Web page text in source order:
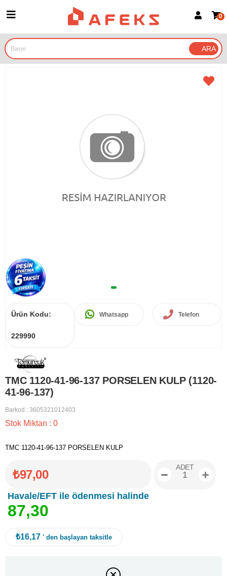
Google İle Bağlan
0
Ürün Kodu:
229990
Whatsapp Telefon
TMC 1120-41-96-137 PORSELEN KULP (1120-
41-96-137)
Barkod : 3605321012403
Stok Miktarı : 0
TMC 1120-41-96-137 PORSELEN KULP
₺97,00
Havale/EFT ile ödenmesi halinde
87,30
ADET
₺16,17 ' den başlayan taksitle